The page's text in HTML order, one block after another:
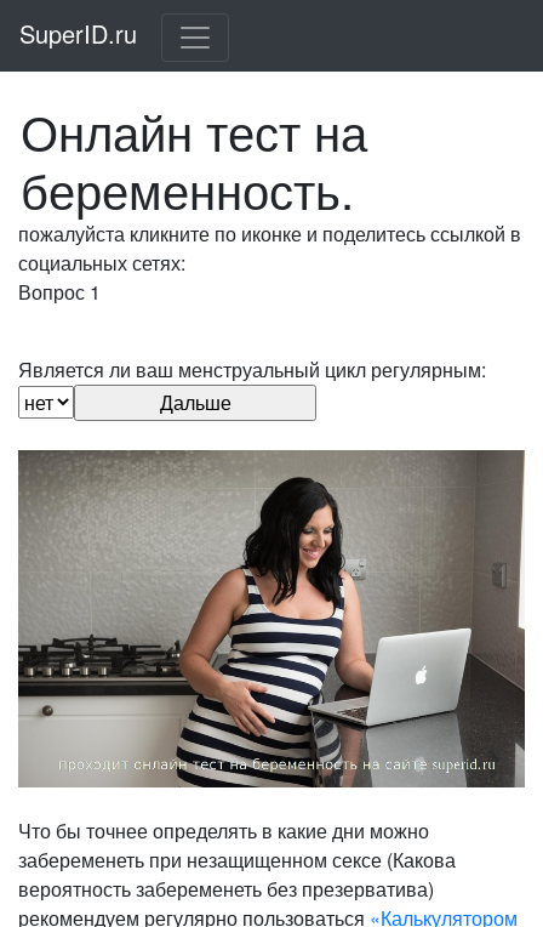
SuperID.ru
Онлайн тест на
беременность.
пожалуйста кликните по иконке и поделитесь ссылкой в
социальных сетях:
Вопрос 1
Является ли ваш менструальный цикл регулярным:
Что бы точнее определять в какие дни можно
забеременеть при незащищенном сексе (Какова
вероятность забеременеть без презерватива)
рекомендуем регулярно пользоваться «Калькулятором